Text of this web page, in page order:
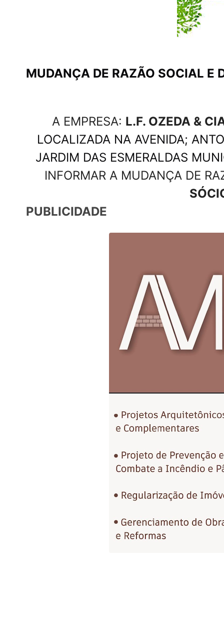
MUDANÇA DE RAZÃO SOCIAL E
A EMPRESA: L.F. OZEDA &
LOCALIZADA NA AVENIDA;
JARDIM DAS ESMERALDAS
INFORMAR A MUDANÇA DE
PUBLICIDADE